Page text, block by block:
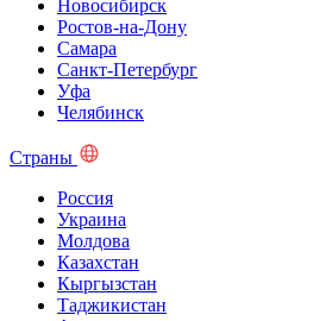
Новосибирск
Ростов-на-Дону
Самара
Санкт-Петербург
Уфа
Челябинск
Страны
Россия
Украина
Молдова
Казахстан
Кыргызстан
Таджикистан